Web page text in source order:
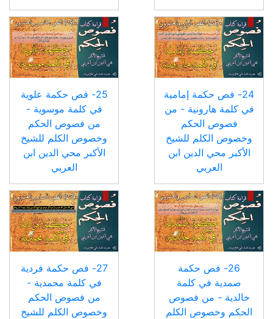
24- فص حكمة إمامية
في كلمة هارونية - من
فصوص الحكم
وخصوص الكلم للشيخ
الأكبر محي الدين ابن
العربي
25- فص حكمة علوية
في كلمة موسوية -
من فصوص الحكم
وخصوص الكلم للشيخ
الأكبر محي الدين ابن
العربي
26- فص حكمة
صمدية في كلمة
خالدية - من فصوص
الحكم وخصوص الكلم
27- فص حكمة فردية
في كلمة محمدية -
من فصوص الحكم
وخصوص الكلم للشيخ